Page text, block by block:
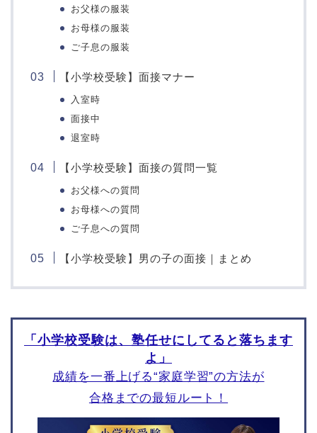
お父様の服装
お母様の服装
ご子息の服装
【小学校受験】面接マナー
入室時
面接中
退室時
【小学校受験】面接の質問一覧
お父様への質問
お母様への質問
ご子息への質問
【小学校受験】男の子の面接｜まとめ
「小学校受験は、塾任せにしてると落ちます
よ」
成績を一番上げる“家庭学習”の方法が
合格までの最短ルート！
智辯学園和歌山小学校
附属小学校
属小学校
松小学校
願書の書き方
問題・教材
東京都
青山学院初等部
桐朋小学校
東洋英和女学院小学部
早稲田実業学校初等部
神奈川県
聖セシリア小学校
シュタイナー学園初等部
横浜国立大学教育学部附
慶應義塾横浜初等部